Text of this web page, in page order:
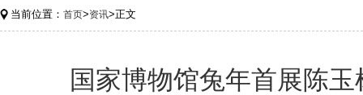
当前位置： 首页>资讯>正文
国家博物馆兔年首展陈